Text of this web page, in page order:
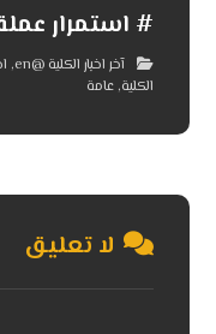
# استمرار
آخر اخبار الكلية @en ,
الكلية,عامة
لا تعليق